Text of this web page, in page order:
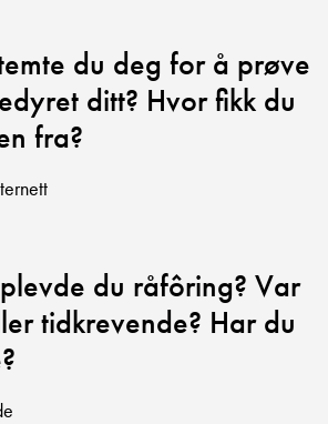
du deg for å prøve
ditt? Hvor fikk du
fra?
du råfôring? Var
tidkrevende? Har du